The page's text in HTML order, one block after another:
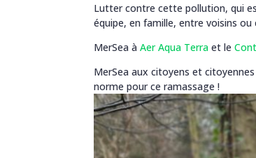
Lutter contre cette pollution, qui
équipe, en famille, entre voisins
MerSea àAer Aqua Terra et le
MerSea aux citoyens et
norme pour ce ramassage !